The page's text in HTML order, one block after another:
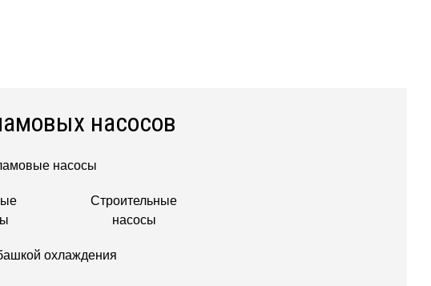
насосов
насосы
Строительные
насосы
охлаждения